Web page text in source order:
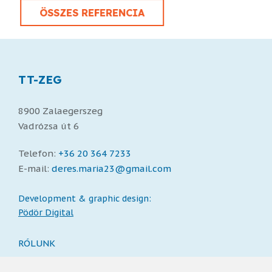
ÖSSZES REFERENCIA
TT-ZEG
8900 Zalaegerszeg
Vadrózsa út 6
Telefon: +36 20 364 7233
E-mail: deres.maria23@gmail.com
Development & graphic design:
Pödör Digital
RÓLUNK